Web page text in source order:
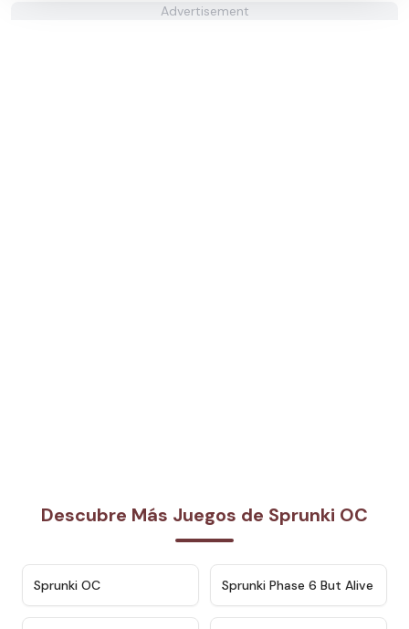
Advertisement
Descubre Más Juegos de Sprunki OC
Sprunki OC ★ 4.9
Sprunki Phase 6 But Alive